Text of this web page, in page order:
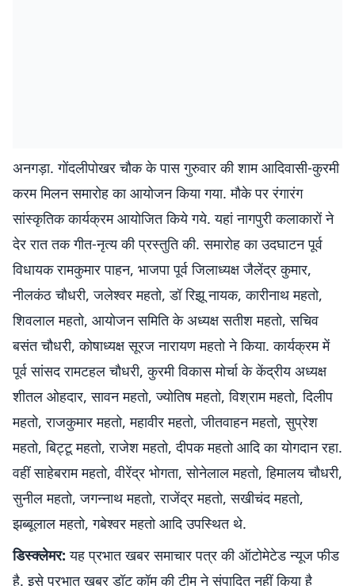
अनगड़ा. गोंदलीपोखर चौक के पास गुरुवार की शाम आदिवासी-कुरमी
करम मिलन समारोह का आयोजन किया गया. मौके पर रंगारंग
सांस्कृतिक कार्यक्रम आयोजित किये गये. यहां नागपुरी कलाकारों ने
देर रात तक गीत-नृत्य की प्रस्तुति की. समारोह का उदघाटन पूर्व
विधायक रामकुमार पाहन, भाजपा पूर्व जिलाध्यक्ष जैलेंद्र कुमार,
नीलकंठ चौधरी, जलेश्वर महतो, डॉ रिझू नायक, कारीनाथ महतो,
शिवलाल महतो, आयोजन समिति के अध्यक्ष सतीश महतो, सचिव
बसंत चौधरी, कोषाध्यक्ष सूरज नारायण महतो ने किया. कार्यक्रम में
पूर्व सांसद रामटहल चौधरी, कुरमी विकास मोर्चा के केंद्रीय अध्यक्ष
शीतल ओहदार, सावन महतो, ज्योतिष महतो, विश्राम महतो, दिलीप
महतो, राजकुमार महतो, महावीर महतो, जीतवाहन महतो, सुप्रेश
महतो, बिट्टू महतो, राजेश महतो, दीपक महतो आदि का योगदान रहा.
वहीं साहेबराम महतो, वीरेंद्र भोगता, सोनेलाल महतो, हिमालय चौधरी,
सुनील महतो, जगन्नाथ महतो, राजेंद्र महतो, सखीचंद महतो,
झब्बूलाल महतो, गबेश्वर महतो आदि उपस्थित थे.
डिस्क्लेमर: यह प्रभात खबर समाचार पत्र की ऑटोमेटेड न्यूज फीड
है. इसे प्रभात खबर डॉट कॉम की टीम ने संपादित नहीं किया है